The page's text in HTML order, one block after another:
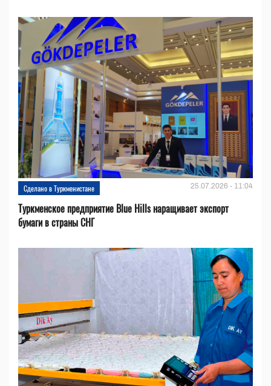
Сделано в Туркменистане 25.07.2026 - 11:04
Туркменское предприятие Blue Hills наращивает экспорт
бумаги в страны СНГ